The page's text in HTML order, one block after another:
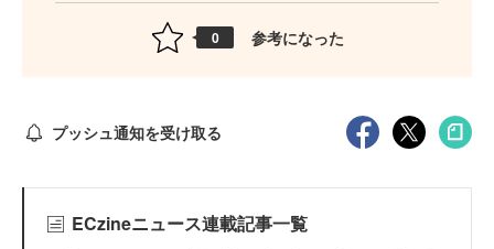
0 参考になった
プッシュ通知を受け取る
ECzineニュース連載記事一覧